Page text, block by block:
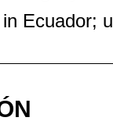
Ecuador;